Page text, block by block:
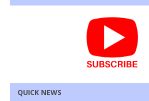
QUICK NEWS